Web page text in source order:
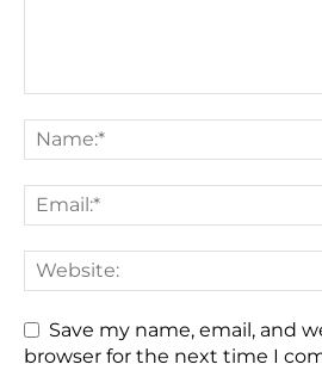
Save my name, email, and
browser for the next time I